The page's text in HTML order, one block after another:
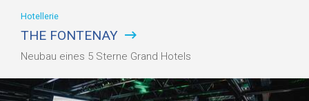
Hotellerie
THE FONTENAY
Neubau eines 5 Sterne Grand Hotels